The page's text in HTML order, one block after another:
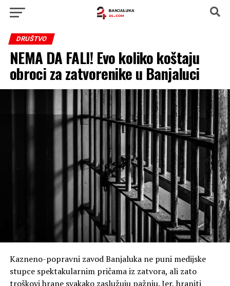
DRUŠTVO
NEMA DA FALI! Evo koliko koštaju
obroci za zatvorenike u Banjaluci
Kazneno-popravni zavod Banjaluka ne puni medijske
stupce spektakularnim pričama iz zatvora, ali zato
troškovi hrane svakako zaslužuju pažnju. Jer, hraniti